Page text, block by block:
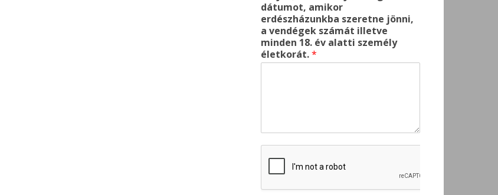
dátumot, amikor
erdészházunkba szeretne jönni,
a vendégek számát illetve
minden 18. év alatti személy
életkorát.*